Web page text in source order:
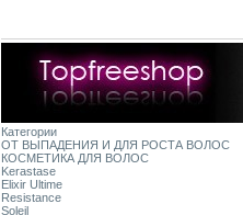
Категории
ОТ ВЫПАДЕНИЯ И ДЛЯ РОСТА ВОЛОС
КОСМЕТИКА ДЛЯ ВОЛОС
Kerastase
Elixir Ultime
Resistance
Soleil